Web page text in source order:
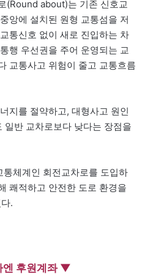
(Round about)는 기존 신호교
앙에 설치된 원형 교통섬을 저
통신호 없이 새로 진입하는 차
행 우선권을 주어 운영되는 교
교통사고 위험이 줄고 교통흐름
지를 절약하고, 대형사고 원인
일반 교차로보다 낮다는 장점을
통체계인 회전교차로를 도입하
쾌적하고 안전한 도로 환경을
.
후원계좌 ▼